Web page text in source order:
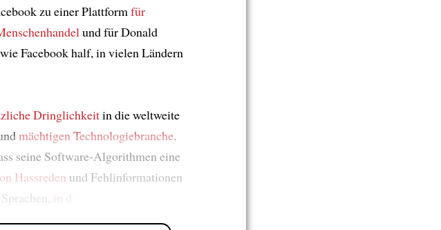
zu einer Plattformfür
und für Donald
Facebook half, in vielen Ländern
Dringlichkeitin die weltweite
mächtigen Technologiebranche.
seine Software-Algorithmen eine
Hassreden und Fehlinformationen
in d